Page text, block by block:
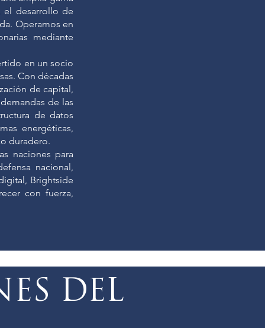
el desarrollo de
Operamos en
mediante
en un socio
Con décadas
de capital,
de las
de datos
energéticas,
duradero.
naciones para
nacional,
Brightside
con fuerza,
DEL